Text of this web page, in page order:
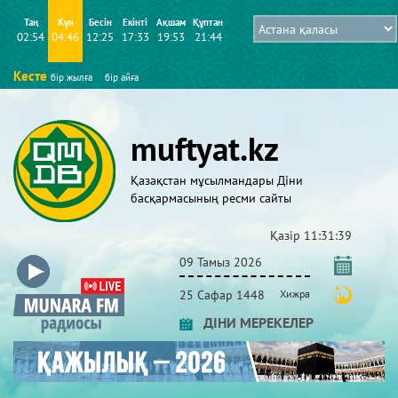
Таң
02:54
Күн
04:46
Бесін
12:25
Екінті
17:33
Ақшам
19:53
Құптан
21:44
Кесте бір жылға бір айға
muftyat.kz
Қазақстан мұсылмандары Діни
басқармасының ресми сайты
Қазір 11:31:39
09 Тамыз 2026
25 Сафар 1448 Хижра
ДІНИ МЕРЕКЕЛЕР